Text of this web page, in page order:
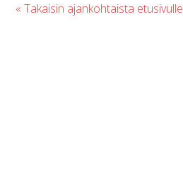
« Takaisin ajankohtaista etusivulle